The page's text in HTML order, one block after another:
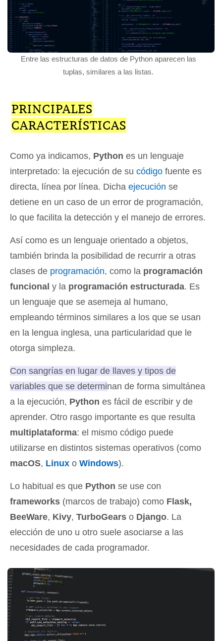
Entre las estructuras de datos de Python aparecen las
tuplas, similares a las listas.
PRINCIPALES
CARACTERÍSTICAS
Como ya indicamos, Python es un lenguaje
interpretado: la ejecución de su código fuente es
directa, línea por línea. Dicha ejecución se
detiene en un caso de un error de programación,
lo que facilita la detección y el manejo de errores.
Así como es un lenguaje orientado a objetos,
también brinda la posibilidad de recurrir a otras
clases de programación, como la programación
funcional y la programación estructurada. Es
un lenguaje que se asemeja al humano,
empleando términos similares a los que se usan
en la lengua inglesa, una particularidad que le
otorga simpleza.
Con sangrías en lugar de llaves y tipos de
variables que se determinan de forma simultánea
a la ejecución, Python es fácil de escribir y de
aprender. Otro rasgo importante es que resulta
multiplataforma: el mismo código puede
utilizarse en distintos sistemas operativos (como
macOS, Linux o Windows).
Lo habitual es que Python se use con
frameworks (marcos de trabajo) como Flask,
BeeWare, Kivy, TurboGears o Django. La
elección de uno u otro suele asociarse a las
necesidades de cada programador.